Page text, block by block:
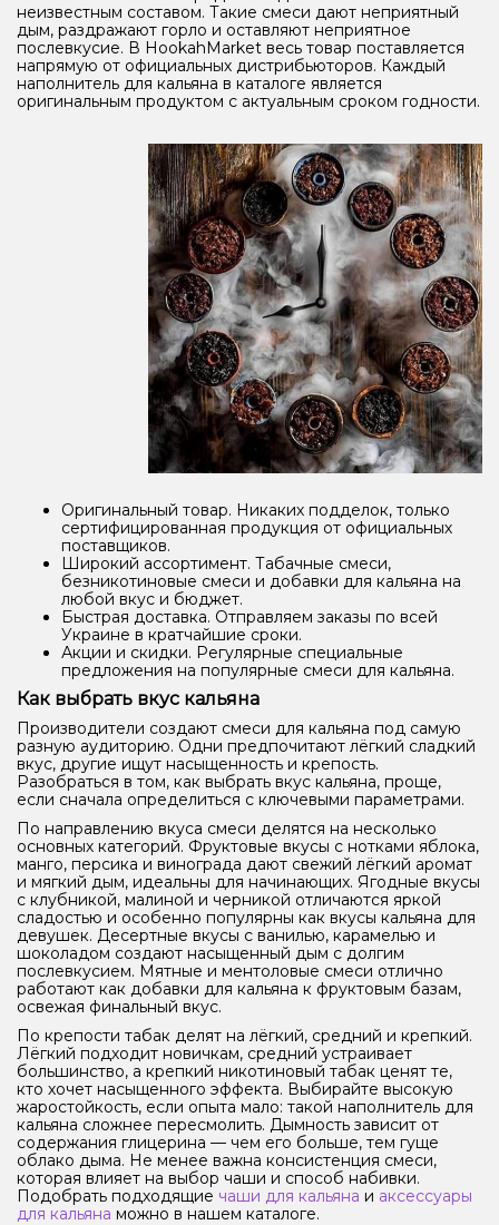
неизвестным составом. Такие смеси дают неприятный
дым, раздражают горло и оставляют неприятное
послевкусие. В HookahMarket весь товар поставляется
напрямую от официальных дистрибьюторов. Каждый
наполнитель для кальяна в каталоге является
оригинальным продуктом с актуальным сроком годности.
Оригинальный товар. Никаких подделок, только
сертифицированная продукция от официальных
поставщиков.
Широкий ассортимент. Табачные смеси,
безникотиновые смеси и добавки для кальяна на
любой вкус и бюджет.
Быстрая доставка. Отправляем заказы по всей
Украине в кратчайшие сроки.
Акции и скидки. Регулярные специальные
предложения на популярные смеси для кальяна.
Как выбрать вкус кальяна
Производители создают смеси для кальяна под самую
разную аудиторию. Одни предпочитают лёгкий сладкий
вкус, другие ищут насыщенность и крепость.
Разобраться в том, как выбрать вкус кальяна, проще,
если сначала определиться с ключевыми параметрами.
По направлению вкуса смеси делятся на несколько
основных категорий. Фруктовые вкусы с нотками яблока,
манго, персика и винограда дают свежий лёгкий аромат
и мягкий дым, идеальны для начинающих. Ягодные вкусы
с клубникой, малиной и черникой отличаются яркой
сладостью и особенно популярны как вкусы кальяна для
девушек. Десертные вкусы с ванилью, карамелью и
шоколадом создают насыщенный дым с долгим
послевкусием. Мятные и ментоловые смеси отлично
работают как добавки для кальяна к фруктовым базам,
освежая финальный вкус.
По крепости табак делят на лёгкий, средний и крепкий.
Лёгкий подходит новичкам, средний устраивает
большинство, а крепкий никотиновый табак ценят те,
кто хочет насыщенного эффекта. Выбирайте высокую
жаростойкость, если опыта мало: такой наполнитель для
кальяна сложнее пересмолить. Дымность зависит от
содержания глицерина — чем его больше, тем гуще
облако дыма. Не менее важна консистенция смеси,
которая влияет на выбор чаши и способ набивки.
Подобрать подходящие чаши для кальяна и аксессуары
для кальяна можно в нашем каталоге.